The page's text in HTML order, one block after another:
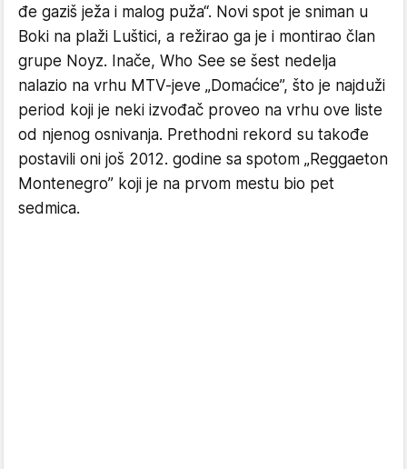
đe gaziš ježa i malog puža“. Novi spot je sniman u
Boki na plaži Luštici, a režirao ga je i montirao član
grupe Noyz. Inače, Who See se šest nedelja
nalazio na vrhu MTV-jeve „Domaćice”, što je najduži
period koji je neki izvođač proveo na vrhu ove liste
od njenog osnivanja. Prethodni rekord su takođe
postavili oni još 2012. godine sa spotom „Reggaeton
Montenegro” koji je na prvom mestu bio pet
sedmica.